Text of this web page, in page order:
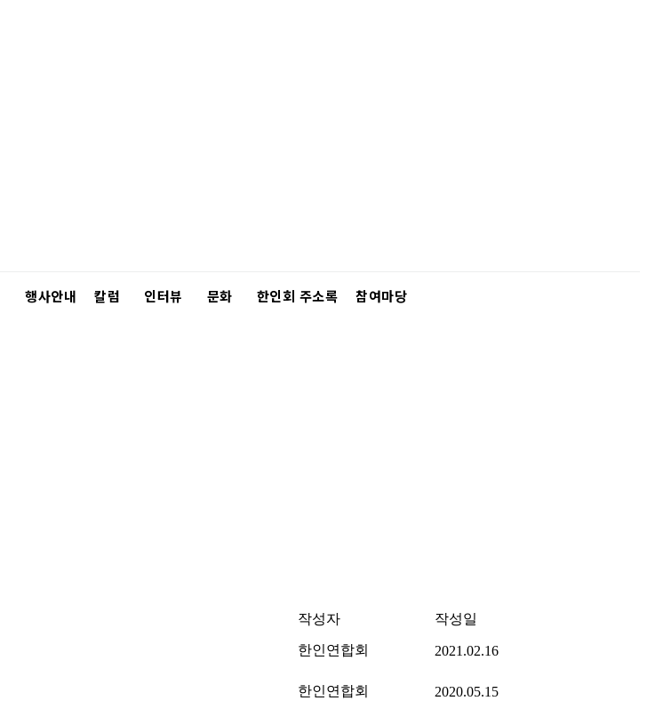
행사안내 칼럼 인터뷰 문화 한인회 주소록 참여마당
작성자 작성일
한인연합회 2021.02.16
한인연합회 2020.05.15